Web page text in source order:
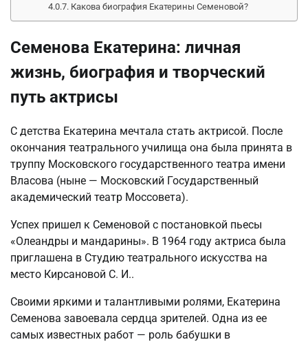
Какова биография Екатерины Семеновой?
Семенова Екатерина: личная
жизнь, биография и творческий
путь актрисы
С детства Екатерина мечтала стать актрисой. После
окончания театрального училища она была принята в
труппу Московского государственного театра имени
Власова (ныне — Московский Государственный
академический театр Моссовета).
Успех пришел к Семеновой с постановкой пьесы
«Олеандры и мандарины». В 1964 году актриса была
приглашена в Студию театрального искусства на
место Кирсановой С. И..
Своими яркими и талантливыми ролями, Екатерина
Семенова завоевала сердца зрителей. Одна из ее
самых известных работ — роль бабушки в